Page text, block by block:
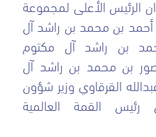
الرئيس الأعلى لمجموعة
أحمد بن محمد بن راشد آل
بن راشد آل مكتوم
بن محمد بن راشد آل
القرقاوي وزير شؤون
رئيس القمة العالمية